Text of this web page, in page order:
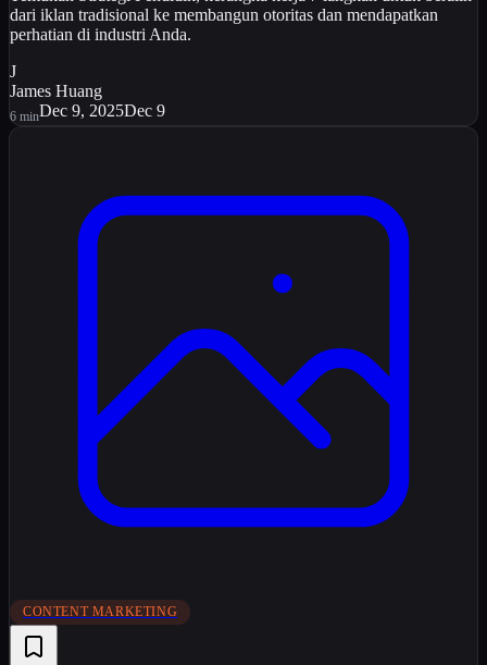
dari iklan tradisional ke membangun otoritas dan mendapatkan
perhatian di industri Anda.
J
James Huang
6 minDec 9, 2025Dec 9
CONTENT MARKETING